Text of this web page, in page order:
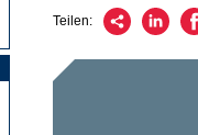
Teilen: